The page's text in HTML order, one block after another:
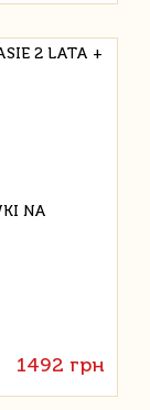
2 LATA +
1492 грн